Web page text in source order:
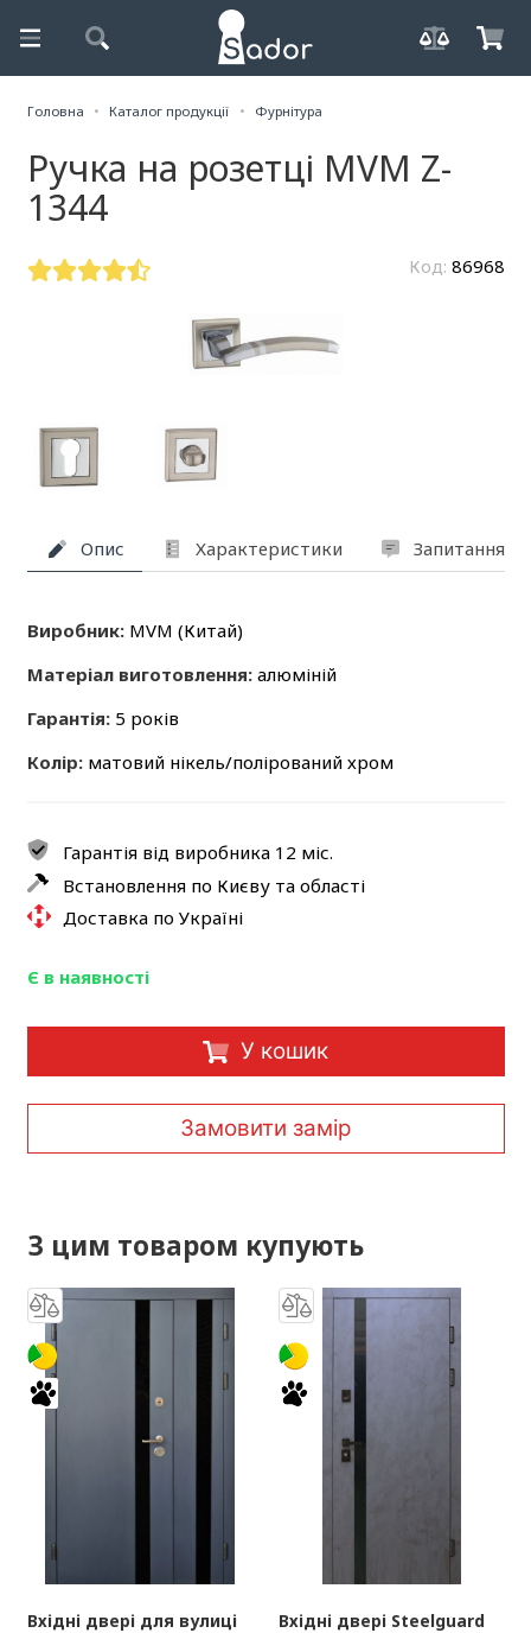
Головна Каталог продукції Фурнітура
Ручка на розетці MVM Z-
1344
Код: 86968
Опис Характеристики Запитання
Виробник:MVM (Китай)
Матеріал виготовлення: алюміній
Гарантія:5 років
Колір:матовий нікель/полірований хром
Гарантія від виробника 12 міс.
Встановлення по Києву та області
Доставка по Україні
Є в наявності
У кошик
Замовити замір
З цим товаром купують
Вхідні двері для вулиці
Вхідні двері Steelguard